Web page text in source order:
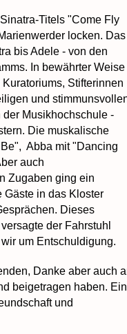
Titels "Come Fly
locken. Das
bis Adele - von den
In bewährter Weise
Stifterinnen
und
Musikhochschule -
Die muskalische
Abba mit "Dancing
auch
Zugaben ging ein
Gäste in das Kloster
Dieses
der Fahrstuhl
um Entschuldigung.
Danke aber auch
beigetragen haben. Ein
und